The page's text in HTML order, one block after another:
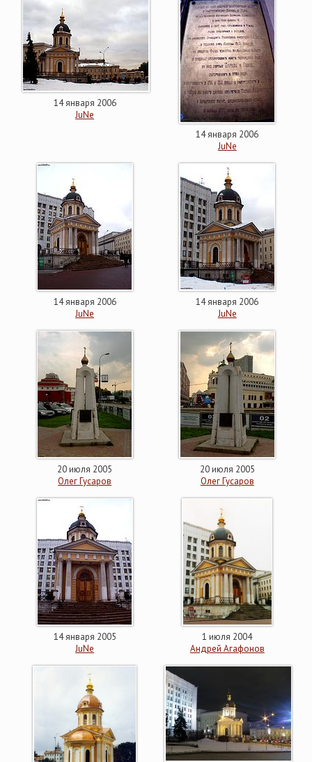
14 января 2006
JuNe
14 января 2006
JuNe
14 января 2006
JuNe
14 января 2006
JuNe
20 июля 2005
Олег Гусаров
20 июля 2005
Олег Гусаров
14 января 2005
JuNe
1 июля 2004
Андрей Агафонов